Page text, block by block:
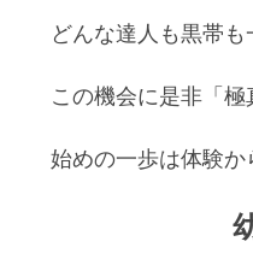
どんな達人も黒帯
この機会に是非「極
始めの一歩は体験か